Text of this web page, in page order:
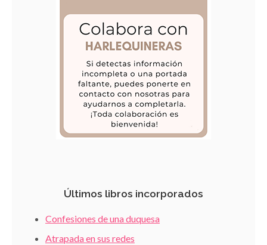
Últimos libros incorporados
Confesiones de una duquesa
Atrapada en sus redes